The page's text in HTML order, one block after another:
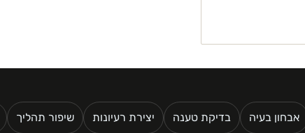
אבחון בעיה בדיקת טענה יצירת רעיונות שיפור תהליך